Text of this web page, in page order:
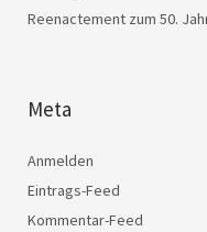
Reenactement zum 50.
Meta
Anmelden
Eintrags-Feed
Kommentar-Feed